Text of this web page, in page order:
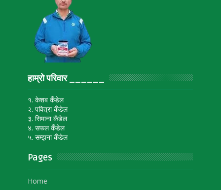
हाम्रो परिवार ______
१. केशब कँडेल
२. पवित्रा कँडेल
३. सिमाना कँडेल
४. सफल कँडेल
५. सम्झना कँडेल
Pages
Home